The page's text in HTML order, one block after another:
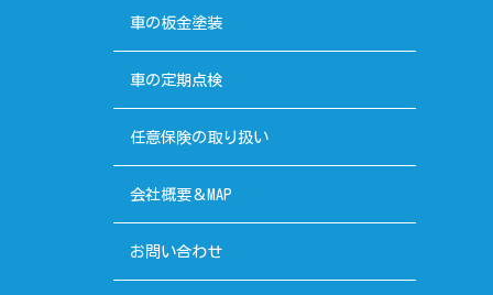
車の板金塗装
車の定期点検
任意保険の取り扱い
会社概要＆MAP
お問い合わせ